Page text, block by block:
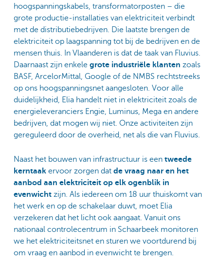
hoogspanningskabels, transformatorposten – die
grote productie-installaties van elektriciteit verbindt
met de distributiebedrijven. Die laatste brengen de
elektriciteit op laagspanning tot bij de bedrijven en de
mensen thuis. In Vlaanderen is dat de taak van Fluvius.
Daarnaast zijn enkele grote industriële klanten zoals
BASF, ArcelorMittal, Google of de NMBS rechtstreeks
op ons hoogspanningsnet aangesloten. Voor alle
duidelijkheid, Elia handelt niet in elektriciteit zoals de
energieleveranciers Engie, Luminus, Mega en andere
bedrijven, dat mogen wij niet. Onze activiteiten zijn
gereguleerd door de overheid, net als die van Fluvius.
Naast het bouwen van infrastructuur is een tweede
kerntaak ervoor zorgen dat de vraag naar en het
aanbod aan elektriciteit op elk ogenblik in
evenwicht zijn. Als iedereen om 18 uur thuiskomt van
het werk en op de schakelaar duwt, moet Elia
verzekeren dat het licht ook aangaat. Vanuit ons
nationaal controlecentrum in Schaarbeek monitoren
we het elektriciteitsnet en sturen we voortdurend bij
om vraag en aanbod in evenwicht te brengen.